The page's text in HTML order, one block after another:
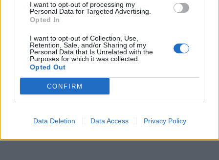
I want to opt-out of processing my
Personal Data for Targeted Advertising.
Opted In
I want to opt-out of Collection, Use,
Retention, Sale, and/or Sharing of my
Personal Data that Is Unrelated with the
Purposes for which it was collected.
Opted Out
CONFIRM
Data Deletion Data Access Privacy Policy
συμπόρευση και την συμμετοχή τους στο
εγχείρημα.
Να αφήσουμε πίσω μας την Ελλάδα της
χρεοκοπίας και της παρακμής.
ΠΟΛΙΤΕΙΑ